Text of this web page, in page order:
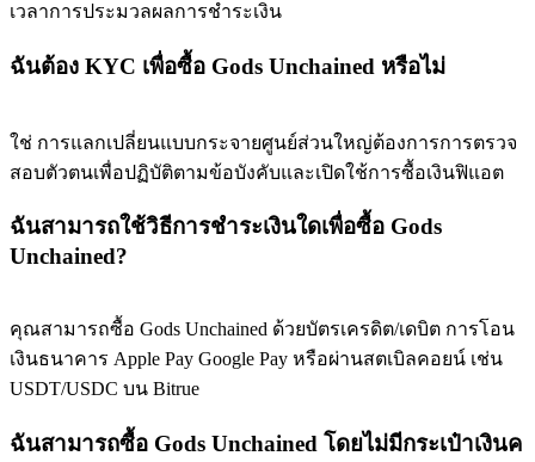
รับรางวัลและสิทธิพิเศษสุดพิเศษ
เข้าสู่ระบบ ลงชื่อ
เวลาการประมวลผลการชำระเงิน
ฉันต้อง KYC เพื่อซื้อ Gods Unchained หรือไม่
ใช่ การแลกเปลี่ยนแบบกระจายศูนย์ส่วนใหญ่ต้องการการตรวจ
สอบตัวตนเพื่อปฏิบัติตามข้อบังคับและเปิดใช้การซื้อเงินฟิแอต
ฉันสามารถใช้วิธีการชำระเงินใดเพื่อซื้อ Gods
Unchained?
คุณสามารถซื้อ Gods Unchained ด้วยบัตรเครดิต/เดบิต การโอน
เงินธนาคาร Apple Pay Google Pay หรือผ่านสตเบิลคอยน์ เช่น
USDT/USDC บน Bitrue
ฉันสามารถซื้อ Gods Unchained โดยไม่มีกระเป๋าเงินค